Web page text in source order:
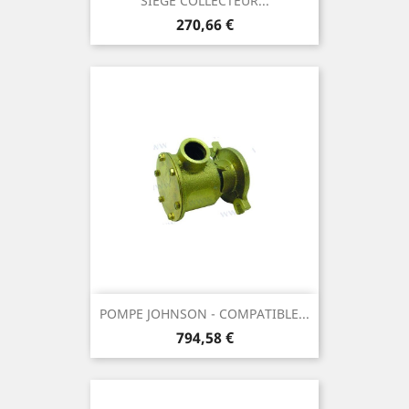
Prix
270,66 €
POMPE JOHNSON - COMPATIBLE...
Prix
794,58 €